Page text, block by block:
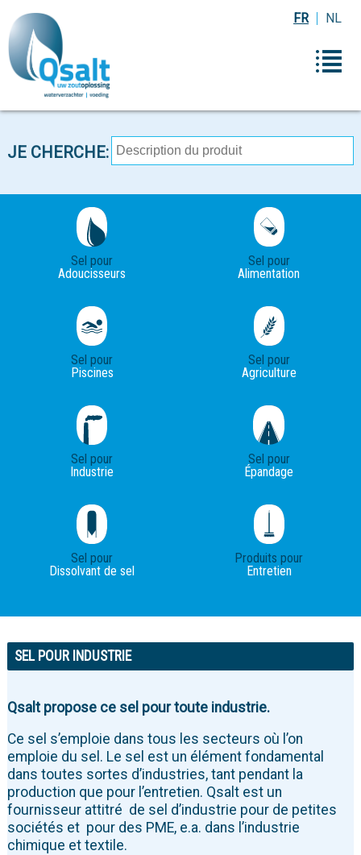
NL
FR
JE CHERCHE:
Sel pour
Adoucisseurs
Sel pour
Alimentation
Sel pour
Piscines
Sel pour
Agriculture
Sel pour
Industrie
Sel pour
Épandage
Sel pour
Dissolvant de sel
Produits pour
Entretien
SEL POUR INDUSTRIE
Qsalt propose ce sel pour toute industrie.
Ce sel s’emploie dans tous les secteurs où l’on
emploie du sel. Le sel est un élément fondamental
dans toutes sortes d’industries, tant pendant la
production que pour l’entretien. Qsalt est un
fournisseur attitré de sel d’industrie pour de petites
sociétés et pour des PME, e.a. dans l’industrie
chimique et textile.